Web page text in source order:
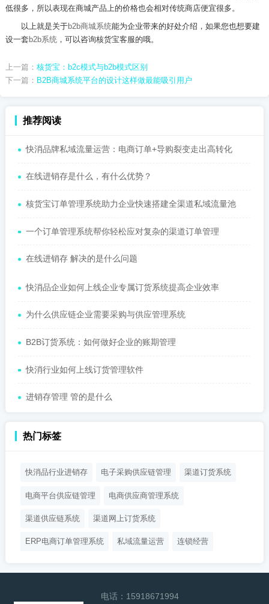
低很多，所以表现在商城产品上的价格也会相对传统商店便宜很多。
以上就是关于b2b商城系统能为企业带来的好处介绍，如果您也想要建
设一套 b2b系统，可以咨询核货宝客服的哦。
上一篇： 核货宝：b2c模式与b2b模式区别
下一篇： B2B商城系统平台的设计这样做最能吸引用户
推荐阅读
快消品牌私域流量运营：电商订单+导购裂变走出高转化
在线进销存是什么，有什么优势？
核货宝订单管理系统助力企业快速搭建全渠道私域流量池
一个订单管理系统帮你轻松应对复杂的渠道订单管理
在线进销存 解决的是什么问题
快消品企业如何上线企业专属订货系统提高企业效率
为什么供应链企业需要采购与供应管理系统
B2B订货系统：如何做好企业的账期管理
快消行业如何上线订货管理软件
进销存管理 管的是什么
热门标签
快消品行业进销存 电子采购供应链管理 渠道订货系统
电商平台供应链管理 电商供应商管理系统
渠道供应链系统 渠道网上订货系统
ERP电商订单管理系统 私域流量运营 连锁经营
电话： 15918671994